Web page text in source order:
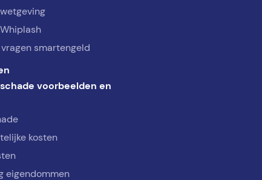
smartengeld
voorbeelden en
kosten
eigendommen